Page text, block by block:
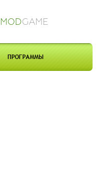
MODGAME
ПРОГРАММЫ